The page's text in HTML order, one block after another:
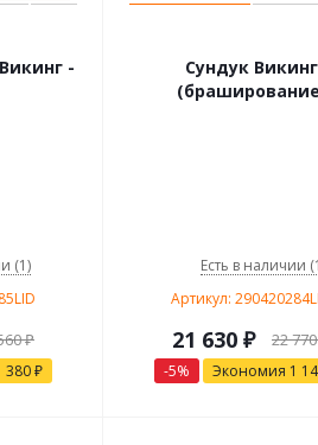
-
(1)
₽
380₽
Сундук Викинг
Есть в наличии
Артикул:
21 630 ₽ 22 770
-5% Экономия 1